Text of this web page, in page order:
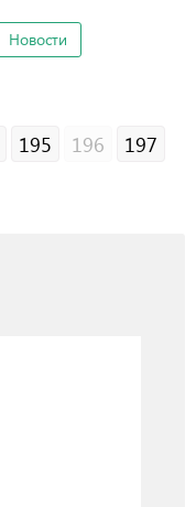
Новости
195 196 197